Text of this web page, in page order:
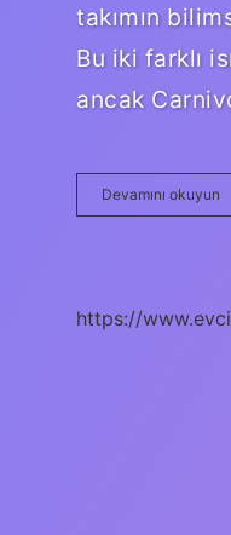
takımın
Bu iki farklı
ancak
Devamını okuyun
https://